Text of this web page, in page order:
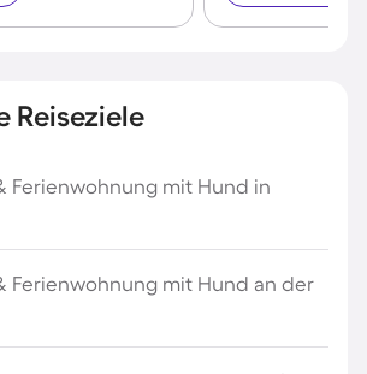
Reiseziele
Ferienwohnung mit Hund in
Ferienwohnung mit Hund an der